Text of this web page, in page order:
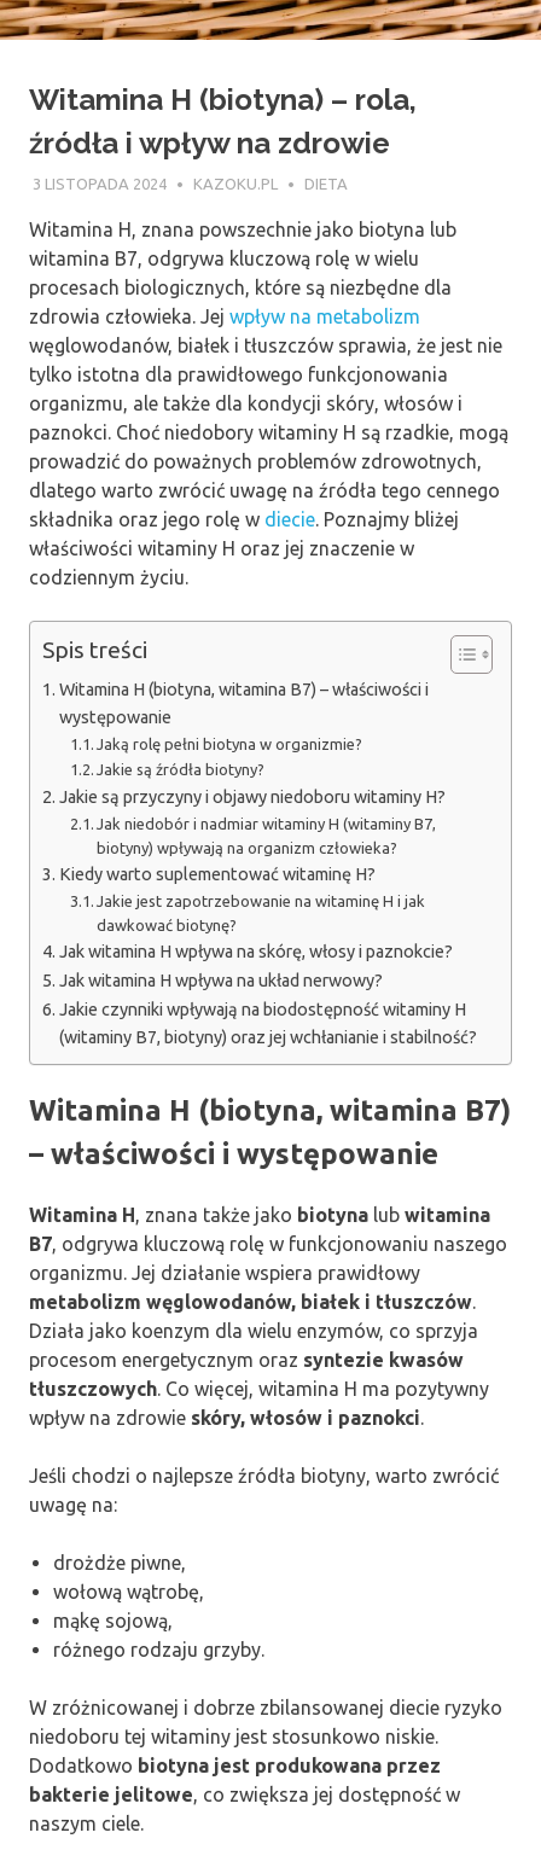
Witamina H (biotyna) – rola,
źródła i wpływ na zdrowie
3 LISTOPADA 2024 KAZOKU.PL DIETA
Witamina H, znana powszechnie jako biotyna lub
witamina B7, odgrywa kluczową rolę w wielu
procesach biologicznych, które są niezbędne dla
zdrowia człowieka. Jej wpływ na metabolizm
węglowodanów, białek i tłuszczów sprawia, że jest nie
tylko istotna dla prawidłowego funkcjonowania
organizmu, ale także dla kondycji skóry, włosów i
paznokci. Choć niedobory witaminy H są rzadkie, mogą
prowadzić do poważnych problemów zdrowotnych,
dlatego warto zwrócić uwagę na źródła tego cennego
składnika oraz jego rolę w diecie. Poznajmy bliżej
właściwości witaminy H oraz jej znaczenie w
codziennym życiu.
Spis treści
Witamina H (biotyna, witamina B7) – właściwości i
występowanie
Jaką rolę pełni biotyna w organizmie?
Jakie są źródła biotyny?
Jakie są przyczyny i objawy niedoboru witaminy H?
Jak niedobór i nadmiar witaminy H (witaminy B7,
biotyny) wpływają na organizm człowieka?
Kiedy warto suplementować witaminę H?
Jakie jest zapotrzebowanie na witaminę H i jak
dawkować biotynę?
Jak witamina H wpływa na skórę, włosy i paznokcie?
Jak witamina H wpływa na układ nerwowy?
Jakie czynniki wpływają na biodostępność witaminy H
(witaminy B7, biotyny) oraz jej wchłanianie i stabilność?
Witamina H (biotyna, witamina B7)
– właściwości i występowanie
Witamina H, znana także jako biotyna lub witamina
B7, odgrywa kluczową rolę w funkcjonowaniu naszego
organizmu. Jej działanie wspiera prawidłowy
metabolizm węglowodanów, białek i tłuszczów.
Działa jako koenzym dla wielu enzymów, co sprzyja
procesom energetycznym oraz syntezie kwasów
tłuszczowych. Co więcej, witamina H ma pozytywny
wpływ na zdrowie skóry, włosów i paznokci.
Jeśli chodzi o najlepsze źródła biotyny, warto zwrócić
uwagę na:
drożdże piwne,
wołową wątrobę,
mąkę sojową,
różnego rodzaju grzyby.
W zróżnicowanej i dobrze zbilansowanej diecie ryzyko
niedoboru tej witaminy jest stosunkowo niskie.
Dodatkowo biotyna jest produkowana przez
bakterie jelitowe, co zwiększa jej dostępność w
naszym ciele.